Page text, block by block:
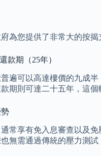
為您提供了非常大的按
款期（25年）
遍可以高達樓價的九成
期則可達二十五年，這
常享有免入息審查以及
無需通過傳統的壓力測